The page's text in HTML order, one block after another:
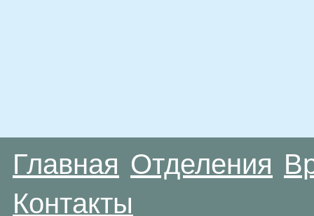
Главная Отделения
Контакты